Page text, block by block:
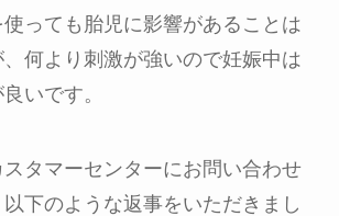
っても胎児に影響があることは
何より刺激が強いので妊娠中は
いです。
タマーセンターにお問い合わせ
下のような返事をいただきまし